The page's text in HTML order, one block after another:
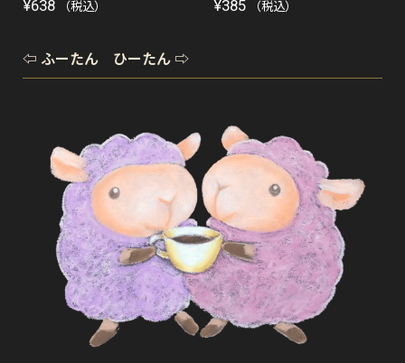
¥638 （税込） ¥385 （税込）
⇦ ふーたん ひーたん ⇨